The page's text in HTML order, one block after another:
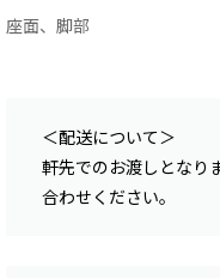
座面、脚部
＜配送について＞
軒先でのお渡しとなり
合わせください。